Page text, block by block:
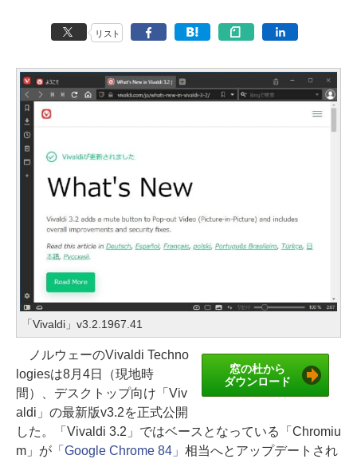
リスト
「Vivaldi」v3.2.1967.41
窓の杜から
ダウンロード
ノルウェーのVivaldi Techno
logiesは8月4日（現地時
間）、デスクトップ向け「Viv
aldi」の最新版v3.2を正式公開
した。「Vivaldi 3.2」ではベースとなっている「Chromiu
m」が「Google Chrome 84」 相当へとアップデートされ